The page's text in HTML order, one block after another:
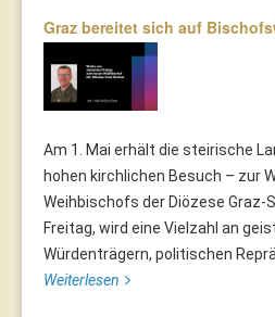
Graz bereitet sich auf
Am 1. Mai erhält die steirische
hohen kirchlichen Besuch – zur
Weihbischofs der Diözese Graz-
Freitag, wird eine Vielzahl an
Würdenträgern, politischen
Weiterlesen